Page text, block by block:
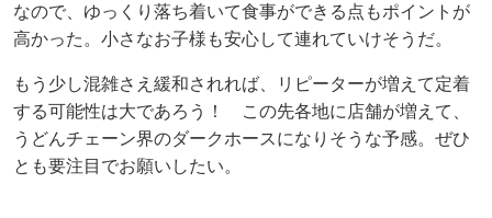
なので、ゆっくり落ち着いて食事ができる点もポイントが
高かった。小さなお子様も安心して連れていけそうだ。
もう少し混雑さえ緩和されれば、リピーターが増えて定着
する可能性は大であろう！ この先各地に店舗が増えて、
うどんチェーン界のダークホースになりそうな予感。ぜひ
とも要注目でお願いしたい。